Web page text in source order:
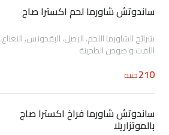
ساندوتش شاورما لحم اكسترا صاج
شرائح الشاورما اللحم، البصل، البقدونس، النعناع،
اللفت و صوص الطحينة
210جنيه
ساندوتش شاورما فراخ اكسترا صاج
بالموتزاريلا